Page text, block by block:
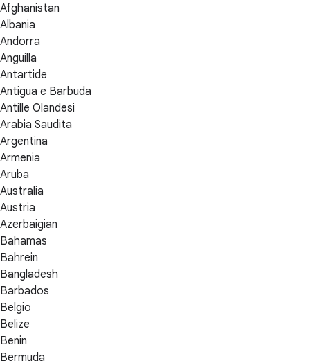
Afghanistan
Albania
Andorra
Anguilla
Antartide
Antigua e Barbuda
Antille Olandesi
Arabia Saudita
Argentina
Armenia
Aruba
Australia
Austria
Azerbaigian
Bahamas
Bahrein
Bangladesh
Barbados
Belgio
Belize
Benin
Bermuda